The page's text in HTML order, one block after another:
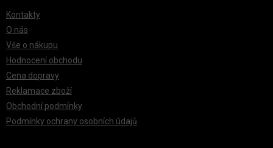
Kontakty
O nás
Vše o nákupu
Hodnocení obchodu
Cena dopravy
Reklamace zboží
Obchodní podmínky
Podmínky ochrany osobních údajů